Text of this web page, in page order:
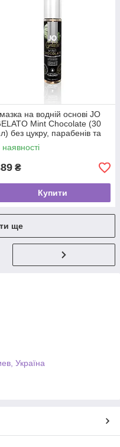
на водній основі JO
Mint Chocolate (30
без цукру, парабенів та
наявності
₴
Купити
ще
Україна